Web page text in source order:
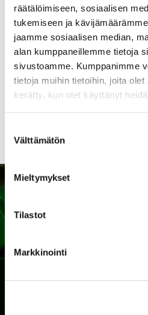
räätälöimiseen, sosiaalisen
tukemiseen ja
jaamme sosiaalisen median,
alan kumppaneillemme tietoja
sivustoamme. Kumppanimme
tietoja muihin tietoihin, joita
kerätty, kun olet käyttänyt
valinta
Välttämätön
Mieltymykset
Tilastot
Markkinointituotteen
Ota